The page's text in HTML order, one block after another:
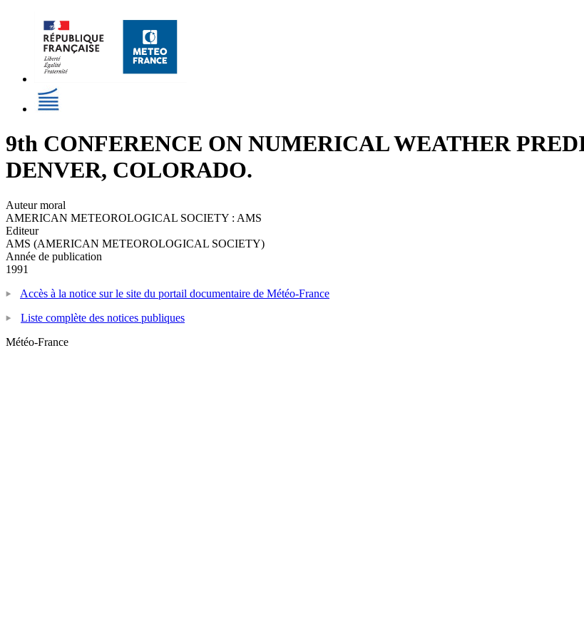
9th CONFERENCE ON NUMERICAL WEATHER
DENVER, COLORADO.
Auteur moral
AMERICAN METEOROLOGICAL SOCIETY : AMS
Editeur
AMS (AMERICAN METEOROLOGICAL SOCIETY)
Année de publication
1991
Accès à la notice sur le site du portail documentaire de Météo-France
Liste complète des notices publiques
Météo-France